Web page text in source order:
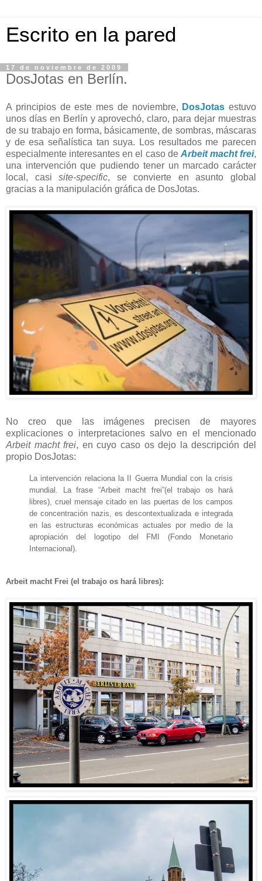
Escrito en la pared
17 de noviembre de 2009
DosJotas en Berlín.
A principios de este mes de noviembre, DosJotas estuvo
unos días en Berlín y aprovechó, claro, para dejar muestras
de su trabajo en forma, básicamente, de sombras, máscaras
y de esa señalística tan suya. Los resultados me parecen
especialmente interesantes en el caso de Arbeit macht frei,
una intervención que pudiendo tener un marcado carácter
local, casisite-specific, se convierte en asunto global
gracias a la manipulación gráfica de DosJotas.
No creo que las imágenes precisen de mayores
explicaciones o interpretaciones salvo en el mencionado
Arbeit macht frei, en cuyo caso os dejo la descripción del
propio DosJotas:
La intervención relaciona la II Guerra Mundial con la crisis
mundial. La frase “Arbeit macht frei”(el trabajo os hará
libres), cruel mensaje citado en las puertas de los campos
de concentración nazis, es descontextualizada e integrada
en las estructuras económicas actuales por medio de la
apropiación del logotipo del FMI (Fondo Monetario
Internacional).
Arbeit macht Frei (el trabajo os hará libres):